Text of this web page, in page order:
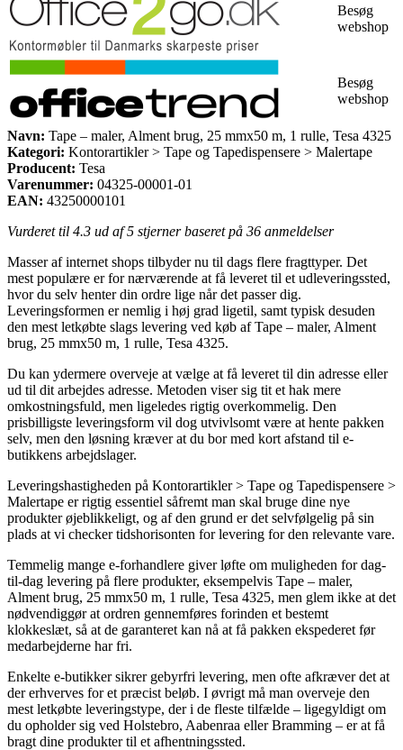
Besøg
webshop
Besøg
webshop
Navn: Tape – maler, Alment brug, 25 mmx50 m, 1 rulle, Tesa 4325
Kategori: Kontorartikler > Tape og Tapedispensere > Malertape
Producent: Tesa
Varenummer: 04325-00001-01
EAN: 43250000101
Vurderet til 4.3 ud af 5 stjerner baseret på 36 anmeldelser
Masser af internet shops tilbyder nu til dags flere fragttyper. Det
mest populære er for nærværende at få leveret til et udleveringssted,
hvor du selv henter din ordre lige når det passer dig.
Leveringsformen er nemlig i høj grad ligetil, samt typisk desuden
den mest letkøbte slags levering ved køb af Tape – maler, Alment
brug, 25 mmx50 m, 1 rulle, Tesa 4325.
Du kan ydermere overveje at vælge at få leveret til din adresse eller
ud til dit arbejdes adresse. Metoden viser sig tit et hak mere
omkostningsfuld, men ligeledes rigtig overkommelig. Den
prisbilligste leveringsform vil dog utvivlsomt være at hente pakken
selv, men den løsning kræver at du bor med kort afstand til e-
butikkens arbejdslager.
Leveringshastigheden på Kontorartikler > Tape og Tapedispensere >
Malertape er rigtig essentiel såfremt man skal bruge dine nye
produkter øjeblikkeligt, og af den grund er det selvfølgelig på sin
plads at vi checker tidshorisonten for levering for den relevante vare.
Temmelig mange e-forhandlere giver løfte om muligheden for dag-
til-dag levering på flere produkter, eksempelvis Tape – maler,
Alment brug, 25 mmx50 m, 1 rulle, Tesa 4325, men glem ikke at det
nødvendiggør at ordren gennemføres forinden et bestemt
klokkeslæt, så at de garanteret kan nå at få pakken ekspederet før
medarbejderne har fri.
Enkelte e-butikker sikrer gebyrfri levering, men ofte afkræver det at
der erhverves for et præcist beløb. I øvrigt må man overveje den
mest letkøbte leveringstype, der i de fleste tilfælde – ligegyldigt om
du opholder sig ved Holstebro, Aabenraa eller Bramming – er at få
bragt dine produkter til et afhentningssted.